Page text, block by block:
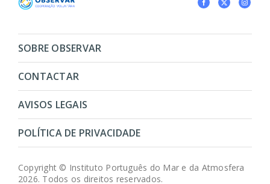
SOBRE OBSERVAR
CONTACTAR
AVISOS LEGAIS
POLÍTICA DE PRIVACIDADE
Copyright © Instituto Português do Mar e da Atmosfera
2026. Todos os direitos reservados.